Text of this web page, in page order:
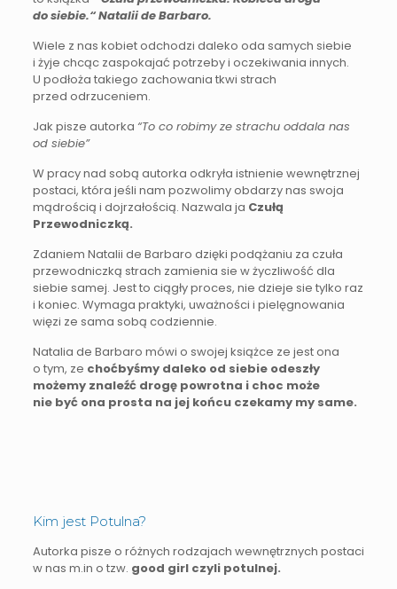
do siebie.“ Natalii de Barbaro.
Wiele z nas kobiet odchodzi daleko oda samych siebie
i żyje chcąc zaspokajać potrzeby i oczekiwania innych.
U podłoża takiego zachowania tkwi strach
przed odrzuceniem.
Jak pisze autorka “To co robimy ze strachu oddala nas
od siebie”
W pracy nad sobą autorka odkryła istnienie wewnętrznej
postaci, która jeśli nam pozwolimy obdarzy nas swoja
mądrością i dojrzałością. Nazwala ja Czułą
Przewodniczką.
Zdaniem Natalii de Barbaro dzięki podążaniu za czuła
przewodniczką strach zamienia sie w życzliwość dla
siebie samej. Jest to ciągły proces, nie dzieje sie tylko raz
i koniec. Wymaga praktyki, uważności i pielęgnowania
więzi ze sama sobą codziennie.
Natalia de Barbaro mówi o swojej książce ze jest ona
o tym, ze choćbyśmy daleko od siebie odeszły
możemy znaleźć drogę powrotna i choc może
nie być ona prosta na jej końcu czekamy my same.
Kim jest Potulna?
Autorka pisze o różnych rodzajach wewnętrznych postaci
w nas m.in o tzw. good girl czyli potulnej.